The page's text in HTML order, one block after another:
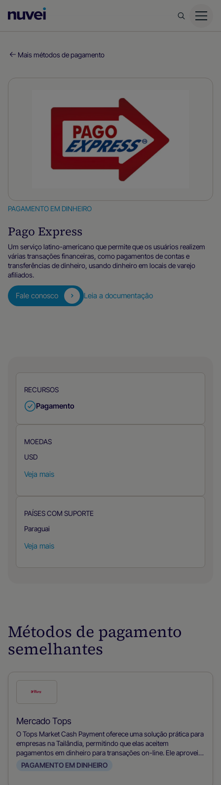
inicial
Nuvei
Mais métodos de pagamento
PAGAMENTO EM DINHEIRO
Pago Express
Um serviço latino-americano que permite que os usuários realizem
várias transações financeiras, como pagamentos de contas e
transferências de dinheiro, usando dinheiro em locais de varejo
afiliados.
Fale conosco Leia a documentação
RECURSOS
Pagamento
MOEDAS
USD
Veja mais
PAÍSES COM SUPORTE
Paraguai
Veja mais
Métodos de pagamento
semelhantes
Verifique
este
método
de
pagamento
Mercado Tops
O Tops Market Cash Payment oferece uma solução prática para
empresas na Tailândia, permitindo que elas aceitem
pagamentos em dinheiro para transações on-line. Ele aproveita
a rede de lojas da Tops Market, permitindo que os clientes
PAGAMENTO EM DINHEIRO